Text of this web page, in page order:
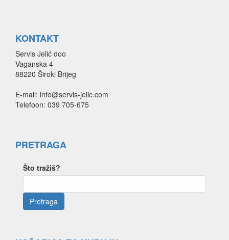
KONTAKT
Servis Jelić doo
Vaganska 4
88220 Široki Brijeg
E-mail: info@servis-jelic.com
Telefoon: 039 705-675
PRETRAGA
Što tražiš?